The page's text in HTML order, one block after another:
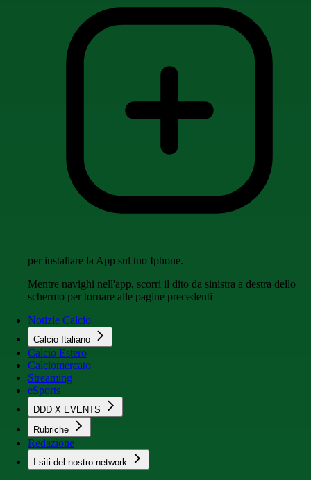
per installare la App sul tuo Iphone.
Mentre navighi nell'app, scorri il dito da sinistra a destra dello
schermo per tornare alle pagine precedenti
Notizie Calcio
Calcio Italiano
Calcio Estero
Calciomercato
Streaming
eSports
DDD X EVENTS
Rubriche
Redazione
I siti del nostro network